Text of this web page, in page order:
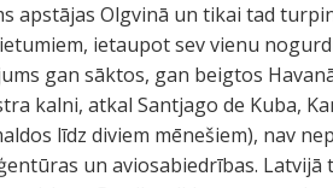
apstājas Olgvinā un tikai tad
ietaupot sev vienu
gan sāktos, gan beigtos
kalni, atkal Santjago de Kuba,
līdz diviem mēnešiem), nav
un aviosabiedrības.